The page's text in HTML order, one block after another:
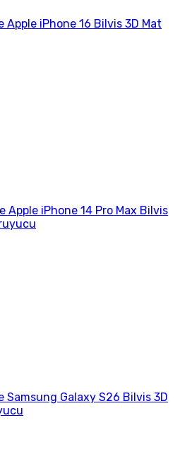
Apple iPhone 16 Bilvis 3D Mat
Apple iPhone 14 Pro Max Bilvis
Samsung Galaxy S26 Bilvis 3D